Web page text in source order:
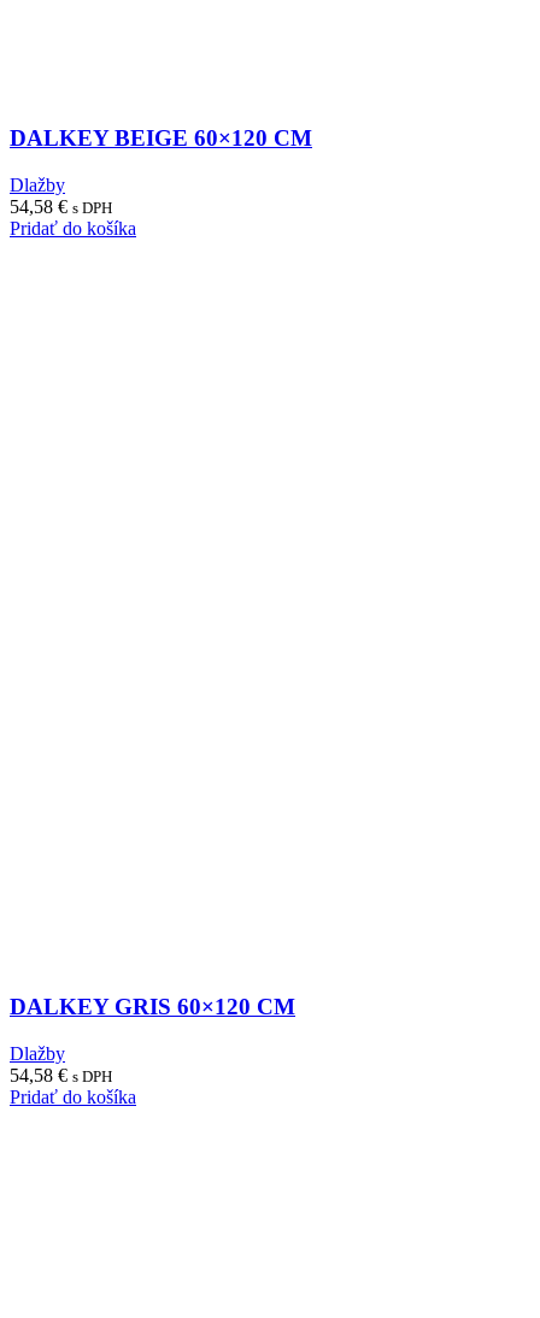
DALKEY BEIGE 60×120 CM
Dlažby
54,58 € s DPH
Pridať do košíka
DALKEY GRIS 60×120 CM
Dlažby
54,58 € s DPH
Pridať do košíka